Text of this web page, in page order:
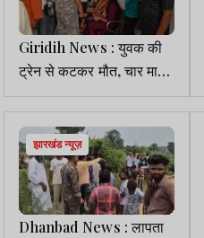
Giridih News : युवक की
ट्रेन से कटकर मौत, चार माह
पहले हुई थी शादी
झारखंड न्यूज़
Dhanbad News : लापता